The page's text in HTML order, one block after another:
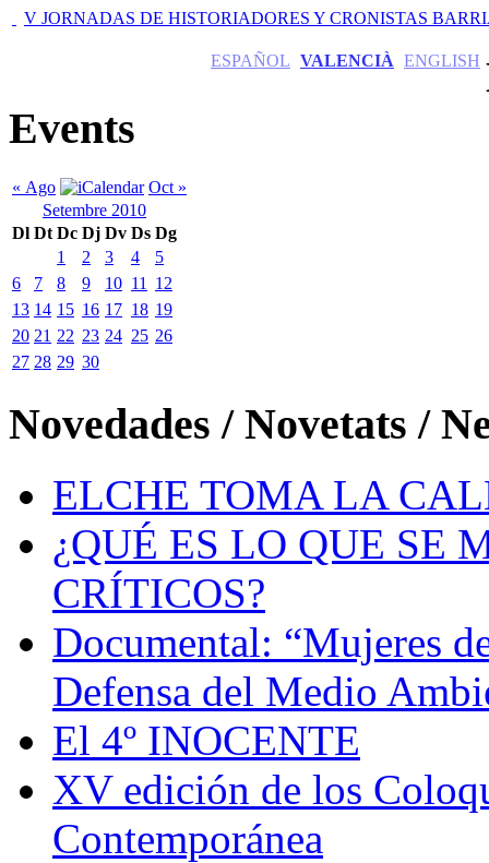
V JORNADAS DE HISTORIADORES Y CRONISTAS
ESPAÑOL VALENCIÀ ENGLISH
Events
« Ago
Oct »
Setembre 2010
Dl Dt Dc Dj Dv Ds Dg
1
2 3 4
5
6
7 8 9 10 11
12
13 14 15 16 17 18 19
20 21 22 23 24 25 26
27 28 29 30
Novedades / Novetats /
ELCHE TOMA LA
¿QUÉ ES LO QUE SE
CRÍTICOS?
Documental: “Mujeres
Defensa del Medio
El 4º INOCENTE
XV edición de los
Contemporánea